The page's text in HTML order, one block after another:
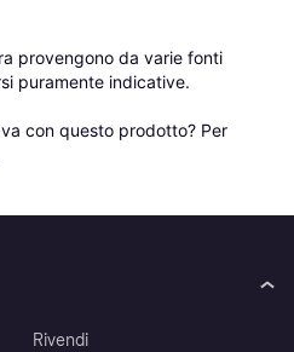
provengono da varie fonti
puramente indicative.
con questo prodotto? Per
Rivendi